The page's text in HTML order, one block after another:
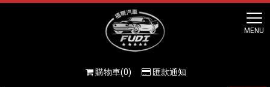
購物車(0) 匯款通知